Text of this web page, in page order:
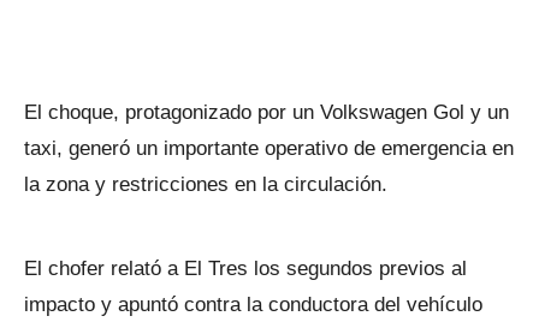
El choque, protagonizado por un Volkswagen Gol y un
taxi, generó un importante operativo de emergencia en
la zona y restricciones en la circulación.
El chofer relató a El Tres los segundos previos al
impacto y apuntó contra la conductora del vehículo